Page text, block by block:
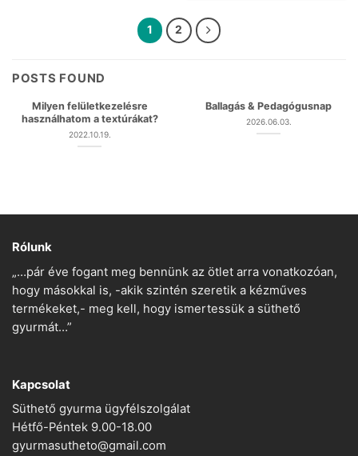
1 2
POSTS FOUND
Milyen felületkezelésre
használhatom a textúrákat?
2022.10.19.
Ballagás & Pedagógusnap
2026.06.03.
Rólunk
„…pár éve fogant meg bennünk az ötlet arra vonatkozóan,
hogy másokkal is, -akik szintén szeretik a kézműves
termékeket,- meg kell, hogy ismertessük a süthető
gyurmát…”
Kapcsolat
Süthető gyurma ügyfélszolgálat
Hétfő-Péntek 9.00-18.00
gyurmasutheto@gmail.com